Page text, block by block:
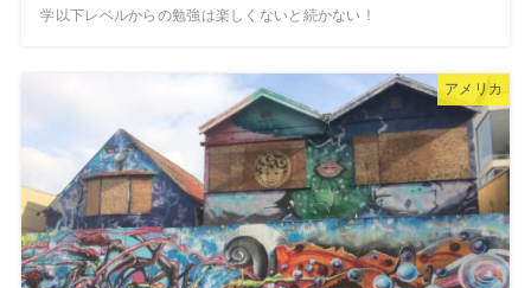
学以下レベルからの勉強は楽しくないと続かない！
アメリカ